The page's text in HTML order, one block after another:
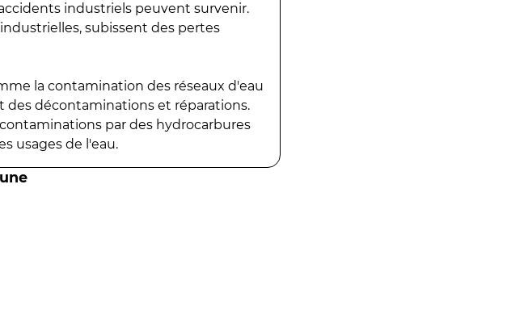
industriels peuvent survenir.
subissent des pertes
la contamination des réseaux d'eau
décontaminations et réparations.
par des hydrocarbures
usages de l'eau.